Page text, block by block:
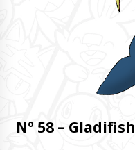
Nº 58 – Gladifish